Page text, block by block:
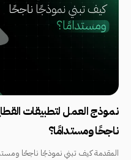
نموذج العمل لتطبيقات
ناجحًا ومستدامًا؟
المقدمة كيف تبني نموذجًا ناجحًا